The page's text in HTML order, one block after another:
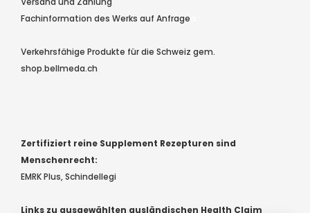
Fachinformation des Werks auf Anfrage
Verkehrsfähige Produkte für die Schweiz gem.
shop.bellmeda.ch
Zertifiziert reine Supplement Rezepturen sind
Menschenrecht:
EMRK Plus, Schindellegi
Links zu ausgewählten ausländischen Health Claim